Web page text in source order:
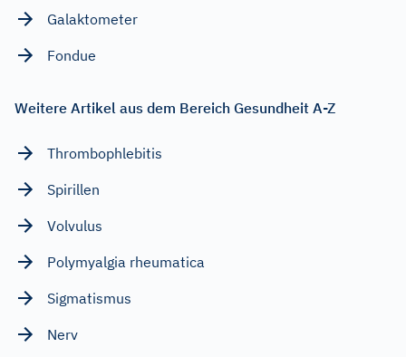
Galaktometer
Fondue
Weitere Artikel aus dem Bereich Gesundheit A-Z
Thrombophlebitis
Spirillen
Volvulus
Polymyalgia rheumatica
Sigmatismus
Nerv